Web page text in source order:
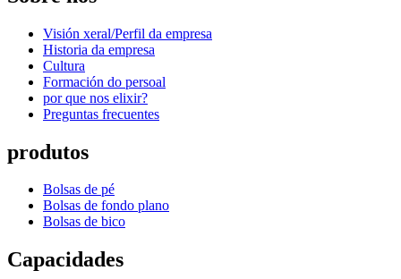
Visión xeral/Perfil da empresa
Historia da empresa
Cultura
Formación do persoal
por que nos elixir?
Preguntas frecuentes
produtos
Bolsas de pé
Bolsas de fondo plano
Bolsas de bico
Capacidades